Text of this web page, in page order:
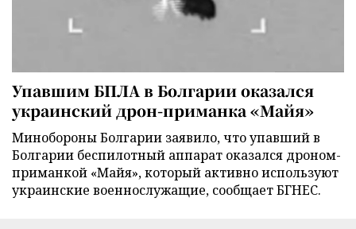
Упавшим БПЛА в Болгарии оказался
украинский дрон-приманка «Майя»
Минобороны Болгарии заявило, что упавший в
Болгарии беспилотный аппарат оказался дроном-
приманкой «Майя», который активно используют
украинские военнослужащие, сообщает БГНЕС.